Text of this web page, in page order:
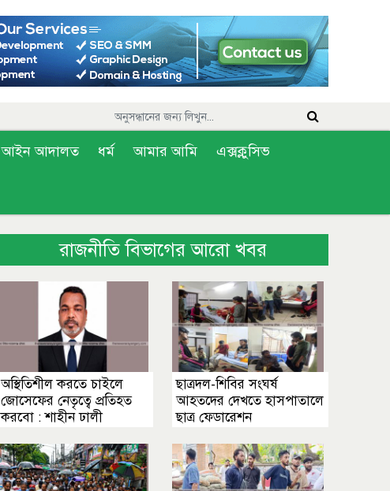
আইন আদালত ধর্ম আমার আমি এক্সক্লুসিভ
রাজনীতি বিভাগের আরো খবর
অস্থিতিশীল করতে চাইলে
জোসেফের নেতৃত্বে প্রতিহত
করবো : শাহীন ঢালী
ছাত্রদল-শিবির সংঘর্ষ
আহতদের দেখতে হাসপাতালে
ছাত্র ফেডারেশন